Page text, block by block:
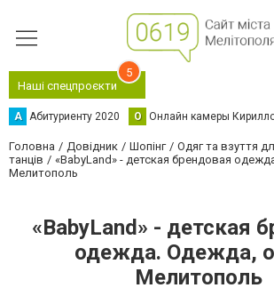
Наші спецпроєкти
5
А Абитуриенту 2020 О Онлайн камеры
Головна Довідник Шопінг
Одяг та взуття
танців
«BabyLand» - детская брендовая
Мелитополь
«BabyLand» - детская
одежда. Одежда,
Мелитополь